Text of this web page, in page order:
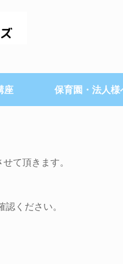
座 保育園・法人様
て頂きます。
認ください。